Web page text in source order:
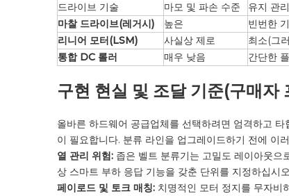
드라이브 기술
마모 및 파손 수준 유지 관
마찰 드라이브(레거시)
높은 빈번한
리니어 모터(LSM)
사실상 제로 최소(그
통합 DC 롤러
매우 낮음 간단한
구현 현실 및 조달 기준(구매자
올바른 하드웨어 공급업체를 선택하려면 엄격하고
이 필요합니다. 분류 라인을 업그레이드하기 전에 이
열 관리 위험: 좁은 벨트 분류기는 고밀도 레이아웃으
상 스마트 부하 응답 기능을 갖춘 단위를 지정하십시
페이로드 및 토크 매칭: 치명적인 모터 정지를 무자비